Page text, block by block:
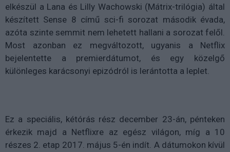
elkészül a Lana és Lilly Wachowski (Mátrix-trilógia) által
készített Sense 8 című sci-fi sorozat második évada,
azóta szinte semmit nem lehetett hallani a sorozat felől.
Most azonban ez megváltozott, ugyanis a Netflix
bejelentette a premierdátumot, és egy közelgő
különleges karácsonyi epizódról is lerántotta a leplet.
Ez a speciális, kétórás rész december 23-án, pénteken
érkezik majd a Netflixre az egész világon, míg a 10
részes 2. etap 2017. május 5-én indít. A dátumokon kívül